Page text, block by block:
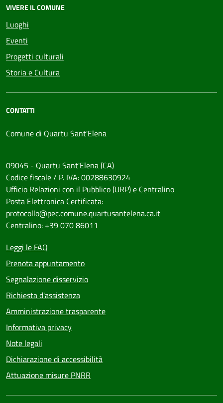
VIVERE IL COMUNE
Luoghi
Eventi
Progetti culturali
Storia e Cultura
CONTATTI
Comune di Quartu Sant'Elena
09045 - Quartu Sant'Elena (CA)
Codice fiscale / P. IVA: 00288630924
Ufficio Relazioni con il Pubblico (URP) e Centralino
Posta Elettronica Certificata:
protocollo@pec.comune.quartusantelena.ca.it
Centralino: +39 070 86011
Leggi le FAQ
Prenota appuntamento
Segnalazione disservizio
Richiesta d'assistenza
Amministrazione trasparente
Informativa privacy
Note legali
Dichiarazione di accessibilità
Attuazione misure PNRR